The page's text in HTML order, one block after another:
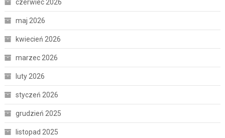
czerwiec 2026
maj 2026
kwiecień 2026
marzec 2026
luty 2026
styczeń 2026
grudzień 2025
listopad 2025